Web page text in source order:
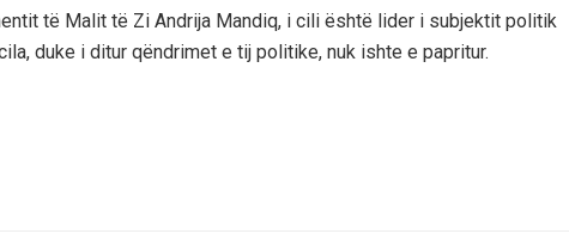
të Malit të Zi Andrija Mandiq, i cili është lider i subjektit politik
duke i ditur qëndrimet e tij politike, nuk ishte e papritur.